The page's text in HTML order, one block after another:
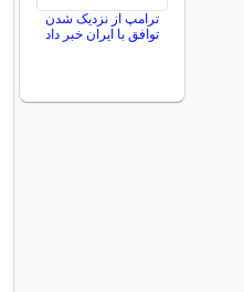
ترامپ از نزدیک شدن
توافق با ایران خبر داد